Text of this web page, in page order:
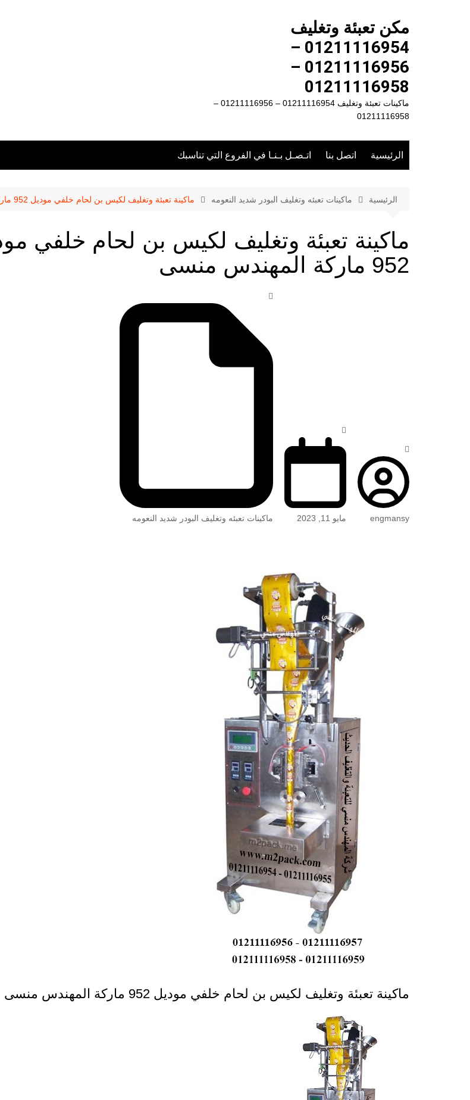
مكن تعبئة وتغليف
01211116954 –
01211116956 –
01211116958
ماكينات تعبئة وتغليف 01211116954 – 01211116956 –
01211116958
الرئيسية اتصل بنا اتـصـل بـنـا في الفروع التي تناسبك
الرئيسية ماكينات تعبئه وتغليف البودر شديد النعومه ماكينة تعبئة وتغليف لكيس بن لحام خلفي موديل 952 ماركة المهندس منسى
ماكينة تعبئة وتغليف لكيس بن لحام خلفي
952 ماركة المهندس منسى
engmansy مايو 11, 2023 ماكينات تعبئه وتغليف البودر شديد النعومه
ماكينة تعبئة وتغليف لكيس بن لحام خلفي موديل 952 ماركة المهندس منسى